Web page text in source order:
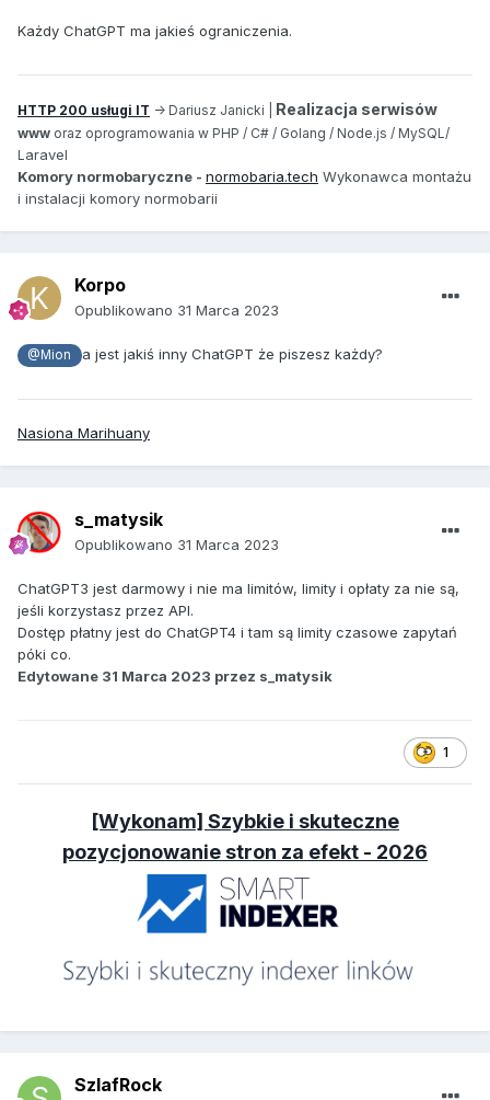
Każdy ChatGPT ma jakieś ograniczenia.
HTTP 200 usługi IT -> Dariusz Janicki | Realizacja serwisów
www oraz oprogramowania w PHP / C# / Golang / Node.js / MySQL/
Laravel
Komory normobaryczne - normobaria.tech Wykonawca montażu
i instalacji komory normobarii
Korpo
Opublikowano 31 Marca 2023
@Mion a jest jakiś inny ChatGPT że piszesz każdy?
Nasiona Marihuany
s_matysik
Opublikowano 31 Marca 2023
ChatGPT3 jest darmowy i nie ma limitów, limity i opłaty za nie są,
jeśli korzystasz przez API.
Dostęp płatny jest do ChatGPT4 i tam są limity czasowe zapytań
póki co.
Edytowane 31 Marca 2023 przez s_matysik
1
[Wykonam] Szybkie i skuteczne
pozycjonowanie stron za efekt - 2026
SzlafRock